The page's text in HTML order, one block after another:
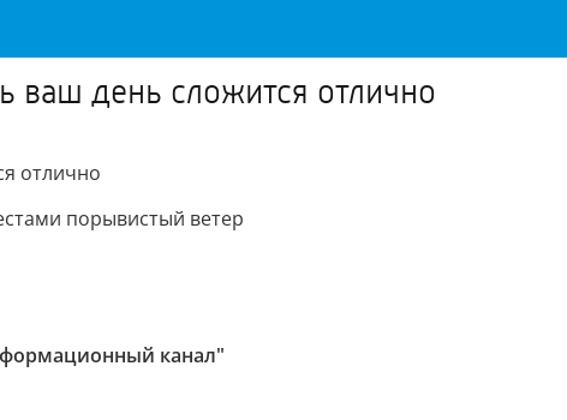
ваш день сложится отлично
отлично
порывистый ветер
канал"